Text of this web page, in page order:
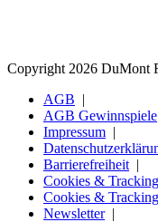
Copyright 2026 DuMont
AGB
AGB Gewinnspiele
Impressum
Barrierefreiheit
Cookies & Tracking
Cookies &
Newsletter